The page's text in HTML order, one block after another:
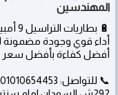
المهندسين
🔋 بطاريات التراسيل 9 أمبير
أداء قوي وجودة
أفضل كفاءة بأفضل سعر
📞 للتواصل: 01010654453